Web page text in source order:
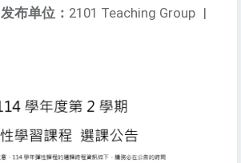
发布单位： 2101 Teaching Group |